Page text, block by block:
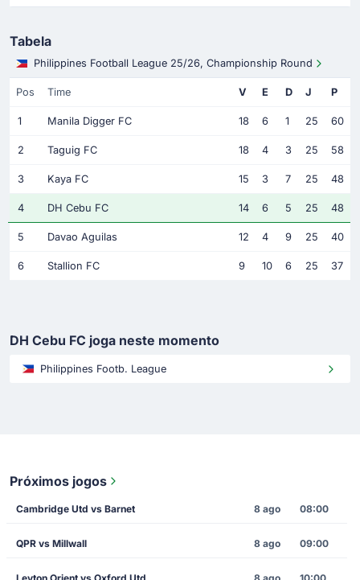
Tabela
Philippines Football League 25/26, Championship Round
Pos Time V E D J P
1 Manila Digger FC 18 6 1 25 60
2 Taguig FC 18 4 3 25 58
3 Kaya FC 15 3 7 25 48
4 DH Cebu FC 14 6 5 25 48
5 Davao Aguilas 12 4 9 25 40
6 Stallion FC 9 10 6 25 37
DH Cebu FC joga neste momento
Philippines Footb. League
Próximos jogos
Cambridge Utd vs Barnet 8 ago 08:00
QPR vs Millwall 8 ago 09:00